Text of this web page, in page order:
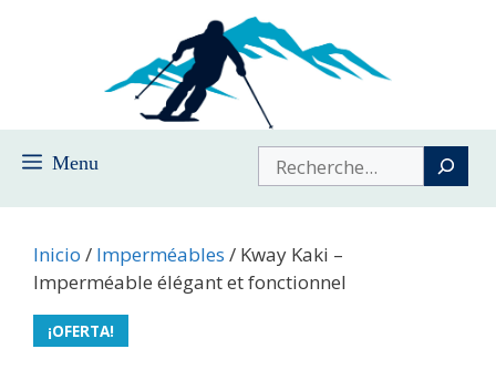
Menu Buscar
Inicio / Imperméables / Kway Kaki –
Imperméable élégant et fonctionnel
¡OFERTA!